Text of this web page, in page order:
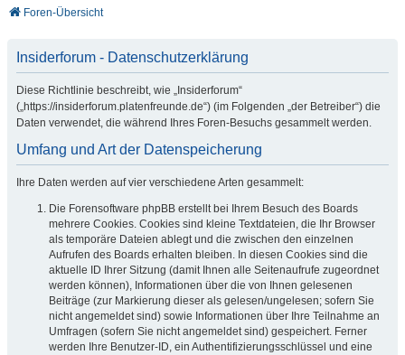
Foren-Übersicht
Insiderforum - Datenschutzerklärung
Diese Richtlinie beschreibt, wie „Insiderforum“
(„https://insiderforum.platenfreunde.de“) (im Folgenden „der Betreiber“) die
Daten verwendet, die während Ihres Foren-Besuchs gesammelt werden.
Umfang und Art der Datenspeicherung
Ihre Daten werden auf vier verschiedene Arten gesammelt:
Die Forensoftware phpBB erstellt bei Ihrem Besuch des Boards
mehrere Cookies. Cookies sind kleine Textdateien, die Ihr Browser
als temporäre Dateien ablegt und die zwischen den einzelnen
Aufrufen des Boards erhalten bleiben. In diesen Cookies sind die
aktuelle ID Ihrer Sitzung (damit Ihnen alle Seitenaufrufe zugeordnet
werden können), Informationen über die von Ihnen gelesenen
Beiträge (zur Markierung dieser als gelesen/ungelesen; sofern Sie
nicht angemeldet sind) sowie Informationen über Ihre Teilnahme an
Umfragen (sofern Sie nicht angemeldet sind) gespeichert. Ferner
werden Ihre Benutzer-ID, ein Authentifizierungsschlüssel und eine